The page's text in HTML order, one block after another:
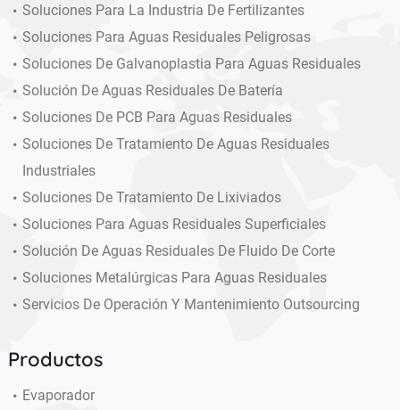
Soluciones Para La Industria De Fertilizantes
Soluciones Para Aguas Residuales Peligrosas
Soluciones De Galvanoplastia Para Aguas Residuales
Solución De Aguas Residuales De Batería
Soluciones De PCB Para Aguas Residuales
Soluciones De Tratamiento De Aguas Residuales
Industriales
Soluciones De Tratamiento De Lixiviados
Soluciones Para Aguas Residuales Superficiales
Solución De Aguas Residuales De Fluido De Corte
Soluciones Metalúrgicas Para Aguas Residuales
Servicios De Operación Y Mantenimiento Outsourcing
Productos
Evaporador